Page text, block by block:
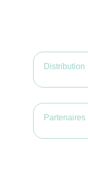
Distribution
Partenaires